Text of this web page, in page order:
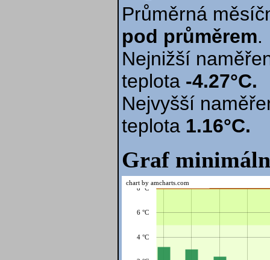
Průměrná
pod průměrem.
Nejnižší
teplota -4.27°C.
Nejvyšší
teplota 1.16°C.
Graf
4 °C
6 °C
8 °C
chart by amcharts.com